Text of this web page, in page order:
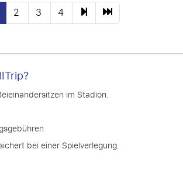
2 3 4
im Stadion.
bei einer Spielverlegung.